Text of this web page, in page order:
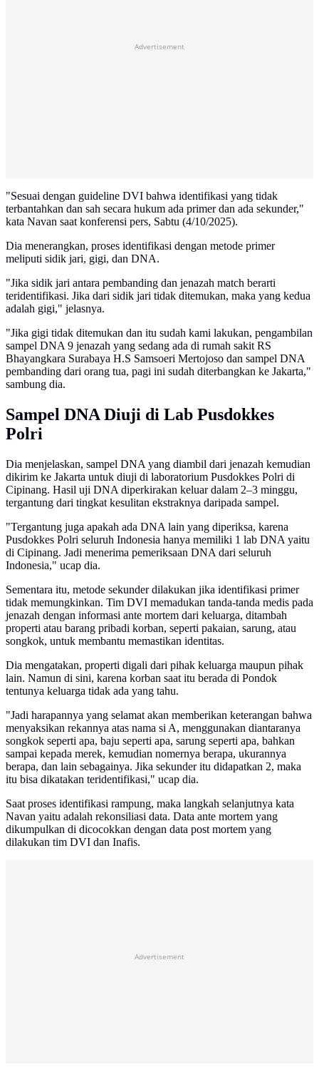
Advertisement
"Sesuai dengan guideline DVI bahwa identifikasi yang tidak
terbantahkan dan sah secara hukum ada primer dan ada sekunder,"
kata Navan saat konferensi pers, Sabtu (4/10/2025).
Dia menerangkan, proses identifikasi dengan metode primer
meliputi sidik jari, gigi, dan DNA.
"Jika sidik jari antara pembanding dan jenazah match berarti
teridentifikasi. Jika dari sidik jari tidak ditemukan, maka yang kedua
adalah gigi," jelasnya.
"Jika gigi tidak ditemukan dan itu sudah kami lakukan, pengambilan
sampel DNA 9 jenazah yang sedang ada di rumah sakit RS
Bhayangkara Surabaya H.S Samsoeri Mertojoso dan sampel DNA
pembanding dari orang tua, pagi ini sudah diterbangkan ke Jakarta,"
sambung dia.
Sampel DNA Diuji di Lab Pusdokkes
Polri
Dia menjelaskan, sampel DNA yang diambil dari jenazah kemudian
dikirim ke Jakarta untuk diuji di laboratorium Pusdokkes Polri di
Cipinang. Hasil uji DNA diperkirakan keluar dalam 2–3 minggu,
tergantung dari tingkat kesulitan ekstraknya daripada sampel.
"Tergantung juga apakah ada DNA lain yang diperiksa, karena
Pusdokkes Polri seluruh Indonesia hanya memiliki 1 lab DNA yaitu
di Cipinang. Jadi menerima pemeriksaan DNA dari seluruh
Indonesia," ucap dia.
Sementara itu, metode sekunder dilakukan jika identifikasi primer
tidak memungkinkan. Tim DVI memadukan tanda-tanda medis pada
jenazah dengan informasi ante mortem dari keluarga, ditambah
properti atau barang pribadi korban, seperti pakaian, sarung, atau
songkok, untuk membantu memastikan identitas.
Dia mengatakan, properti digali dari pihak keluarga maupun pihak
lain. Namun di sini, karena korban saat itu berada di Pondok
tentunya keluarga tidak ada yang tahu.
"Jadi harapannya yang selamat akan memberikan keterangan bahwa
menyaksikan rekannya atas nama si A, menggunakan diantaranya
songkok seperti apa, baju seperti apa, sarung seperti apa, bahkan
sampai kepada merek, kemudian nomernya berapa, ukurannya
berapa, dan lain sebagainya. Jika sekunder itu didapatkan 2, maka
itu bisa dikatakan teridentifikasi," ucap dia.
Saat proses identifikasi rampung, maka langkah selanjutnya kata
Navan yaitu adalah rekonsiliasi data. Data ante mortem yang
dikumpulkan di dicocokkan dengan data post mortem yang
dilakukan tim DVI dan Inafis.
Advertisement